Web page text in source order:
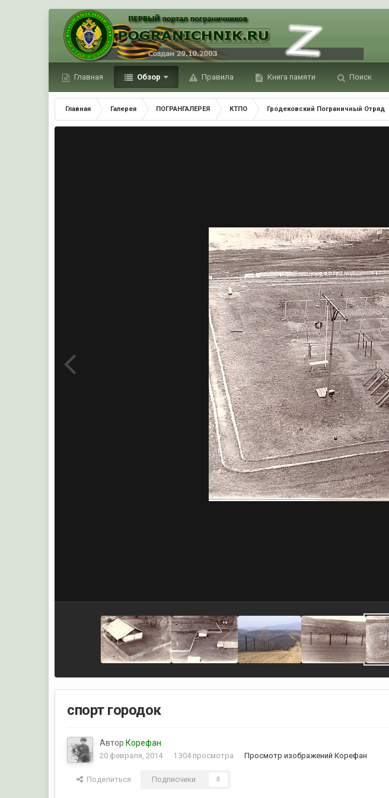
Главная Обзор Правила Книга памяти Поиск
Главная Галерея ПОГРАНГАЛЕРЕЯ КТПО Гродековский Пограничный Отряд
спорт городок
Автор Корефан
20 февраля, 2014 1 304 просмотра Просмотр изображений Корефан
Поделиться Подписчики 0